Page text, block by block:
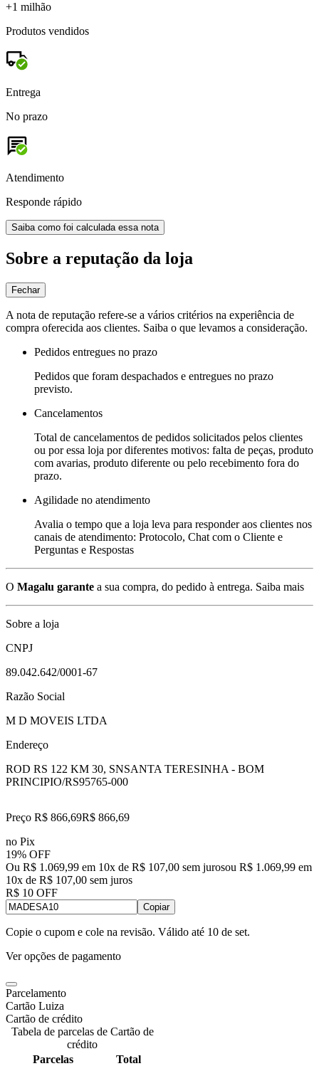
+1 milhão
Produtos vendidos
Entrega
No prazo
Atendimento
Responde rápido
Saiba como foi calculada essa nota
Sobre a reputação da loja
Fechar
A nota de reputação refere-se a vários critérios na experiência de
compra oferecida aos clientes. Saiba o que levamos a consideração.
Pedidos entregues no prazo
Pedidos que foram despachados e entregues no prazo
previsto.
Cancelamentos
Total de cancelamentos de pedidos solicitados pelos clientes
ou por essa loja por diferentes motivos: falta de peças, produto
com avarias, produto diferente ou pelo recebimento fora do
prazo.
Agilidade no atendimento
Avalia o tempo que a loja leva para responder aos clientes nos
canais de atendimento: Protocolo, Chat com o Cliente e
Perguntas e Respostas
O Magalu garante a sua compra, do pedido à entrega. Saiba mais
Sobre a loja
CNPJ
89.042.642/0001-67
Razão Social
M D MOVEIS LTDA
Endereço
ROD RS 122 KM 30, SNSANTA TERESINHA - BOM
PRINCIPIO/RS95765-000
Preço R$ 866,69R$ 866,69
no Pix
19% OFF
Ou R$ 1.069,99 em 10x de R$ 107,00 sem jurosou R$ 1.069,99 em
10x de R$ 107,00 sem juros
R$ 10 OFF
Copiar
Copie o cupom e cole na revisão. Válido até 10 de set.
Ver opções de pagamento
Parcelamento
Cartão Luiza
Cartão de crédito
Tabela de parcelas de Cartão de
crédito
Parcelas
Total